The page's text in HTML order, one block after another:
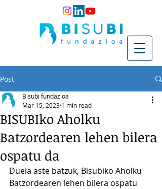
Post
BISUBIko Aholku
Batzordearen lehen bilera
ospatu da
Bisubi fundazioa
Mar 15, 2023 1 min read
Duela aste batzuk, Bisubiko Aholku
Batzordearen lehen bilera ospatu